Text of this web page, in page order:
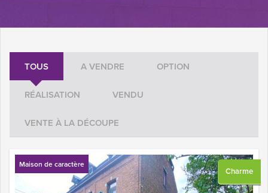
TOUS A VENDRE OPTION
RÉALISATION VENDU
VENTE À LA DÉCOUPE
Charme
Maison de caractère